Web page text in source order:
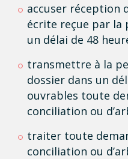
accuser réception
écrite reçue par la
un délai de 48
transmettre à la
dossier dans un
ouvrables toute
conciliation ou
traiter toute
conciliation ou